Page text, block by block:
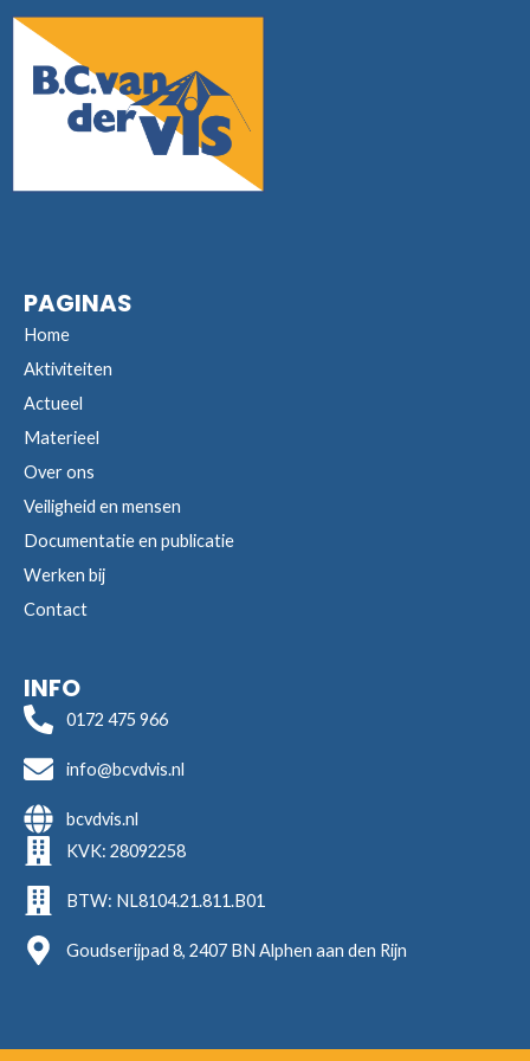
PAGINAS
Home
Aktiviteiten
Actueel
Materieel
Over ons
Veiligheid en mensen
Documentatie en publicatie
Werken bij
Contact
INFO
0172 475 966
info@bcvdvis.nl
bcvdvis.nl
KVK: 28092258
BTW: NL8104.21.811.B01
Goudserijpad 8, 2407 BN Alphen aan den Rijn